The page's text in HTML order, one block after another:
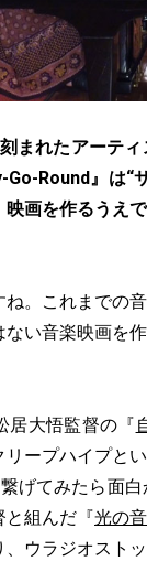
まれたアーテ
Go-Round』は
画を作るうえ
。これまでの
ない音楽映画を
居大悟監督の『
リープハイプと
げてみたら面
と組んだ『光の
ウラジオスト